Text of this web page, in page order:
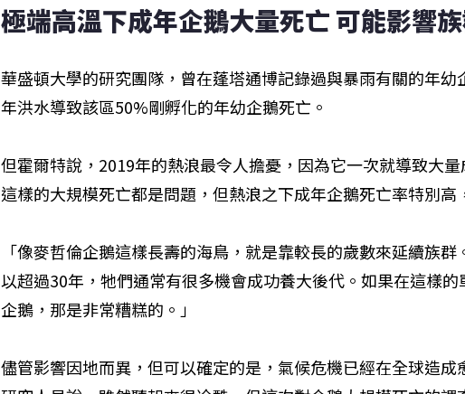
極端高溫下成年企鵝大量死亡 可能影響
華盛頓大學的研究團隊，曾在蓬塔通博記錄過與暴雨有關的年
年洪水導致該區50%剛孵化的年幼企鵝死亡。
但霍爾特說，2019年的熱浪最令人擔憂，因為它一次就導致大
這樣的大規模死亡都是問題，但熱浪之下成年企鵝死亡率特別高
「像麥哲倫企鵝這樣長壽的海鳥，就是靠較長的歲數來延續族
以超過30年，牠們通常有很多機會成功養大後代。如果在這樣
企鵝，那是非常糟糕的。」
儘管影響因地而異，但可以確定的是，氣候危機已經在全球造成